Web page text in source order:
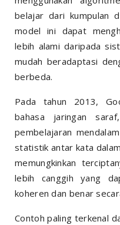
belajar dari kumpulan
model ini dapat
lebih alami daripada
mudah beradaptasi
berbeda.
Pada tahun 2013,
bahasa jaringan
pembelajaran
statistik antar kata
memungkinkan
lebih canggih yang
koheren dan benar
Contoh paling terkenal